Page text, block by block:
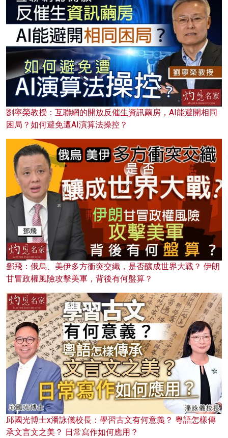
劉寧榮教授：互聯網的開放反催生資訊繭房，AI能避開相同
困局？如何避免遭AI演算法操控？
鄧飛：俄烏、美伊多方衝突交織，是否釀成世界大戰？ 伊朗
甘冒政權風險攻擊美軍，背後有何盤算？
邱國光博士x潘詠儀校長：學習古文有何意義？ 粵語怎樣傳
承文言文之美？ 日常寫作如何應用？